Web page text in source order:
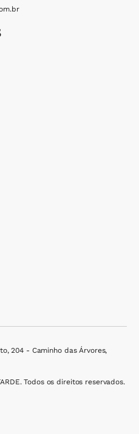
204 - Caminho das Árvores,
Todos os direitos reservados.